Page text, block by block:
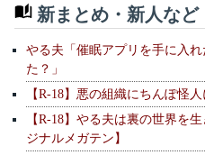
新まとめ・新人など
やる夫「催眠アプリを手に入
た？」
【R-18】悪の組織にちんぽ怪
【R-18】やる夫は裏の世界を
ジナルメガテン】